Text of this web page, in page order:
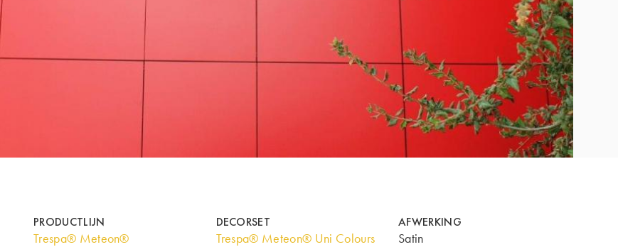
PRODUCTLIJN
Trespa® Meteon®
DECORSET
Trespa® Meteon® Uni Colours
AFWERKING
Satin